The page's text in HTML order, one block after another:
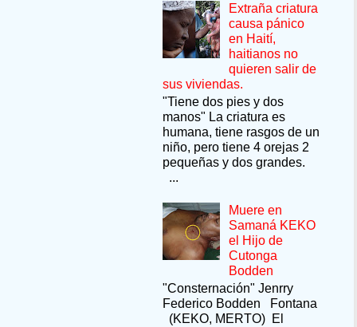
Extraña criatura
causa pánico
en Haití,
haitianos no
quieren salir de
sus viviendas.
"Tiene dos pies y dos
manos" La criatura es
humana, tiene rasgos de un
niño, pero tiene 4 orejas 2
pequeñas y dos grandes.
...
Muere en
Samaná KEKO
el Hijo de
Cutonga
Bodden
"Consternación" Jenrry
Federico Bodden Fontana
(KEKO, MERTO) El